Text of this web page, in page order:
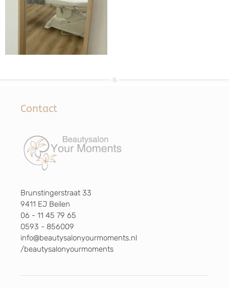
Contact
Brunstingerstraat 33
9411 EJ Beilen
06 - 11 45 79 65
0593 - 856009
info@beautysalonyourmoments.nl
/beautysalonyourmoments